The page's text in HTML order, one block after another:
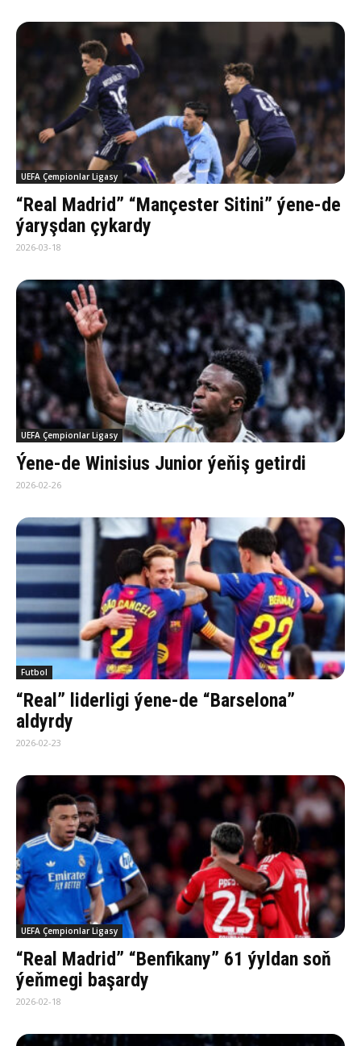
UEFA Çempionlar Ligasy
“Real Madrid” “Mançester Sitini” ýene-de
ýaryşdan çykardy
2026-03-18
UEFA Çempionlar Ligasy
Ýene-de Winisius Junior ýeňiş getirdi
2026-02-26
Futbol
“Real” liderligi ýene-de “Barselona”
aldyrdy
2026-02-23
UEFA Çempionlar Ligasy
“Real Madrid” “Benfikany” 61 ýyldan soň
ýeňmegi başardy
2026-02-18